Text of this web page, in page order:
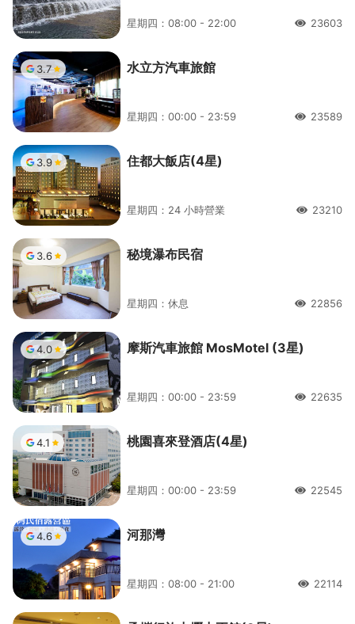
星期四：08:00 - 22:00 人氣23603
3.7 水立方汽車旅館
星期四：00:00 - 23:59 人氣23589
3.9 住都大飯店(4星)
星期四：24 小時營業 人氣23210
3.6 秘境瀑布民宿
星期四：休息 人氣22856
4.0 摩斯汽車旅館 MosMotel (3星)
星期四：00:00 - 23:59 人氣22635
4.1 桃園喜來登酒店(4星)
星期四：00:00 - 23:59 人氣22545
4.6 河那灣
星期四：08:00 - 21:00 人氣22114